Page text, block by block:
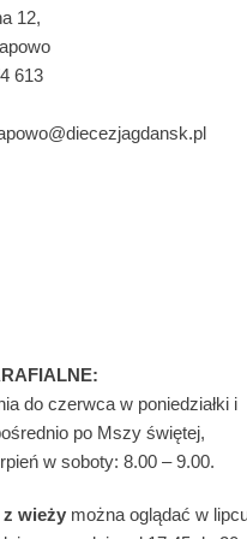
12,
613
do czerwca w poniedziałki i
po Mszy świętej,
w soboty: 8.00 – 9.00.
z wieży można oglądać w